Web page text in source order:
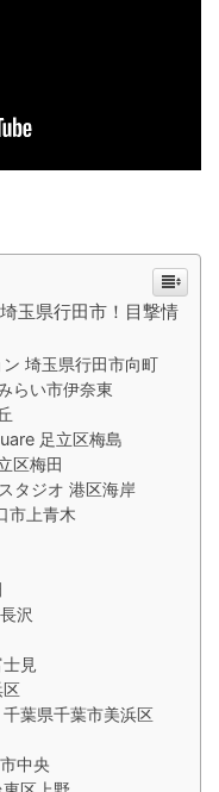
玉県行田市！目撃情
埼玉県行田市向町
らい市伊奈東
足立区梅島
区梅田
タジオ 港区海岸
市上青木
沢
見
葉県千葉市美浜区
中央